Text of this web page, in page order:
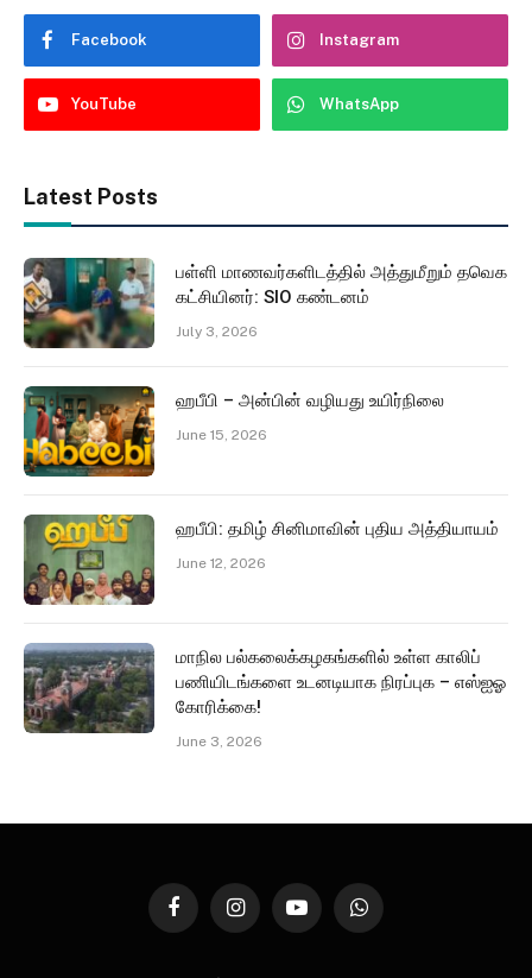
Facebook Instagram
YouTube WhatsApp
Latest Posts
பள்ளி மாணவர்களிடத்தில் அத்துமீறும் தவெக
கட்சியினர்: SIO கண்டனம்
July 3, 2026
ஹபீபி – அன்பின் வழியது உயிர்நிலை
June 15, 2026
ஹபீபி: தமிழ் சினிமாவின் புதிய அத்தியாயம்
June 12, 2026
மாநில பல்கலைக்கழகங்களில் உள்ள காலிப்
பணியிடங்களை உடனடியாக நிரப்புக – எஸ்ஐஓ
கோரிக்கை!
June 3, 2026
FacebookInstagramYouTubeWhatsApp